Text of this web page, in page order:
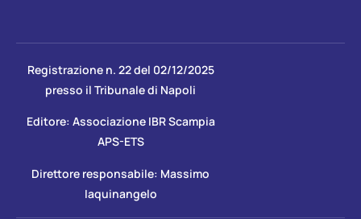
Registrazione n. 22 del 02/12/2025
presso il Tribunale di Napoli
Editore: Associazione IBR Scampia
APS-ETS
Direttore responsabile: Massimo
Iaquinangelo